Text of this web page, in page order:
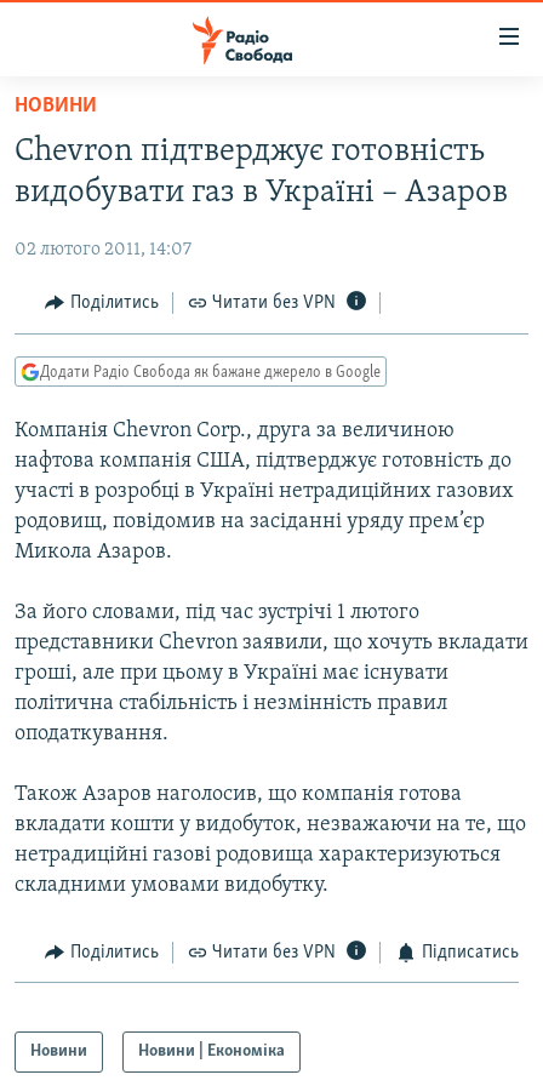
Перейти
основного
матеріалу
до
навігації
Перейти
до
РАДІО СВОБОДА – 70 РОКІВ
ВСЕ ЗА ДОБУ
ПОЛІТИКА
ЕКОНОМІКА
КУЛЬТУРА
СПОРТ
УКРАЇНА
СВІТ
ВІЙНА
РОСІЙСЬКА «ФІЛЬТРАЦІЯ»
КРИМ.РЕАЛІЇ
ТИ ЯК?
СХЕМИ
КИТАЙ.ВИКЛИКИ
МУЛЬТИМЕДІА
ФОТО
СПЕЦПРОЄКТИ
ПОДКАСТИ
РУС
УКР
КТАТ
ДОЛУЧАЙСЯ!
НОВИНИ
Chevron підтверджує готовність
видобувати газ в Україні – Азаров
02 лютого 2011, 14:07
Поділитись Читати без VPN
Додати Радіо Свобода як бажане джерело в Google
Компанія Chevron Corp., друга за величиною
нафтова компанія США, підтверджує готовність до
участі в розробці в Україні нетрадиційних газових
родовищ, повідомив на засіданні уряду прем’єр
Микола Азаров.
За його словами, під час зустрічі 1 лютого
представники Chevron заявили, що хочуть вкладати
гроші, але при цьому в Україні має існувати
політична стабільність і незмінність правил
оподаткування.
Також Азаров наголосив, що компанія готова
вкладати кошти у видобуток, незважаючи на те, що
нетрадиційні газові родовища характеризуються
складними умовами видобутку.
Поділитись Читати без VPN Підписатись
Новини Новини | Економіка